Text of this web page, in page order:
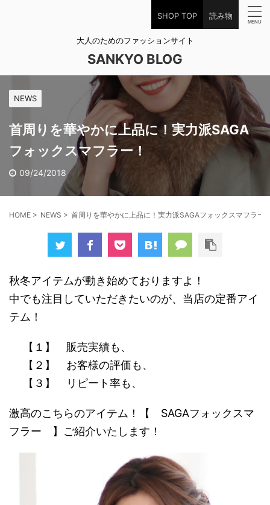
SHOP TOP 読み物
大人のためのファッションサイト
SANKYO BLOG
NEWS
首周りを華やかに上品に！実力派SAGA
フォックスマフラー！
09/24/2018
HOME > NEWS > 首周りを華やかに上品に！実力派SAGAフォックスマフラー
秋冬アイテムが動き始めておりますよ！
中でも注目していただきたいのが、当店の定番アイ
テム！
【１】 販売実績も、
【２】 お客様の評価も、
【３】 リピート率も、
激高のこちらのアイテム！【 SAGAフォックスマ
フラー 】ご紹介いたします！